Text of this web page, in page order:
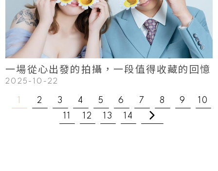
Read More
一場從心出發的拍攝，一段值得收藏的回憶
2025-10-22
1 2 3 4 5 6 7 8 9
10
11
12 13 14